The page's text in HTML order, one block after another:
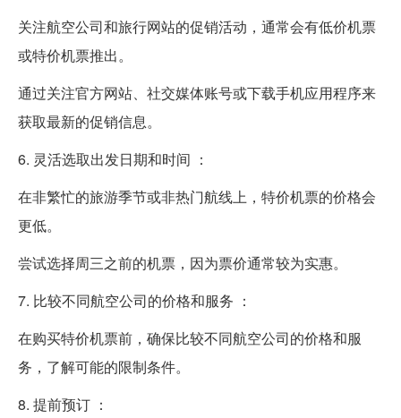
关注航空公司和旅行网站的促销活动，通常会有低价机票
或特价机票推出。
通过关注官方网站、社交媒体账号或下载手机应用程序来
获取最新的促销信息。
6. 灵活选取出发日期和时间 ：
在非繁忙的旅游季节或非热门航线上，特价机票的价格会
更低。
尝试选择周三之前的机票，因为票价通常较为实惠。
7. 比较不同航空公司的价格和服务 ：
在购买特价机票前，确保比较不同航空公司的价格和服
务，了解可能的限制条件。
8. 提前预订 ：